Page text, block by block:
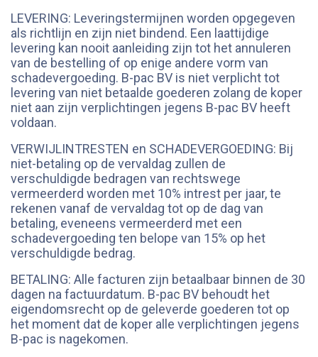
LEVERING: Leveringstermijnen worden opgegeven
als richtlijn en zijn niet bindend. Een laattijdige
levering kan nooit aanleiding zijn tot het annuleren
van de bestelling of op enige andere vorm van
schadevergoeding. B-pac BV is niet verplicht tot
levering van niet betaalde goederen zolang de koper
niet aan zijn verplichtingen jegens B-pac BV heeft
voldaan.
VERWIJLINTRESTEN en SCHADEVERGOEDING: Bij
niet-betaling op de vervaldag zullen de
verschuldigde bedragen van rechtswege
vermeerderd worden met 10% intrest per jaar, te
rekenen vanaf de vervaldag tot op de dag van
betaling, eveneens vermeerderd met een
schadevergoeding ten belope van 15% op het
verschuldigde bedrag.
BETALING: Alle facturen zijn betaalbaar binnen de 30
dagen na factuurdatum. B-pac BV behoudt het
eigendomsrecht op de geleverde goederen tot op
het moment dat de koper alle verplichtingen jegens
B-pac is nagekomen.